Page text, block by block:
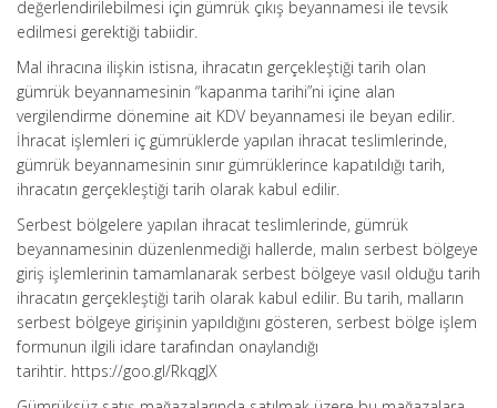
değerlendirilebilmesi için gümrük çıkış beyannamesi ile tevsik
edilmesi gerektiği tabiidir.
Mal ihracına ilişkin istisna, ihracatın gerçekleştiği tarih olan
gümrük beyannamesinin “kapanma tarihi”ni içine alan
vergilendirme dönemine ait KDV beyannamesi ile beyan edilir.
İhracat işlemleri iç gümrüklerde yapılan ihracat teslimlerinde,
gümrük beyannamesinin sınır gümrüklerince kapatıldığı tarih,
ihracatın gerçekleştiği tarih olarak kabul edilir.
Serbest bölgelere yapılan ihracat teslimlerinde, gümrük
beyannamesinin düzenlenmediği hallerde, malın serbest bölgeye
giriş işlemlerinin tamamlanarak serbest bölgeye vasıl olduğu tarih
ihracatın gerçekleştiği tarih olarak kabul edilir. Bu tarih, malların
serbest bölgeye girişinin yapıldığını gösteren, serbest bölge işlem
formunun ilgili idare tarafından onaylandığı
tarihtir. https://goo.gl/RkqgJX